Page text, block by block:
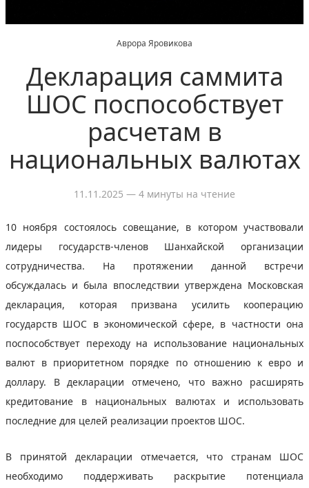
Аврора Яровикова
Декларация саммита
ШОС поспособствует
расчетам в
национальных валютах
11.11.2025 — 4 минуты на чтение
10 ноября состоялось совещание, в котором участвовали
лидеры государств-членов Шанхайской организации
сотрудничества. На протяжении данной встречи
обсуждалась и была впоследствии утверждена Московская
декларация, которая призвана усилить кооперацию
государств ШОС в экономической сфере, в частности она
поспособствует переходу на использование национальных
валют в приоритетном порядке по отношению к евро и
доллару. В декларации отмечено, что важно расширять
кредитование в национальных валютах и использовать
последние для целей реализации проектов ШОС.
В принятой декларации отмечается, что странам ШОС
необходимо поддерживать раскрытие потенциала